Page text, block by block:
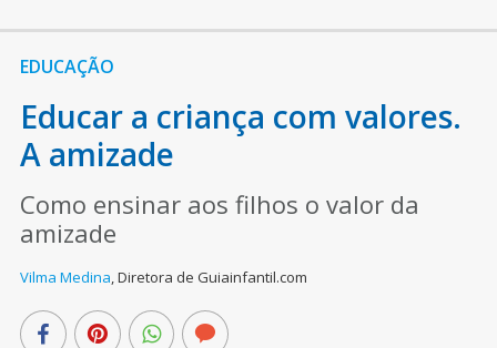
EDUCAÇÃO
Educar a criança com valores.
A amizade
Como ensinar aos filhos o valor da
amizade
Vilma Medina,Diretora de Guiainfantil.com